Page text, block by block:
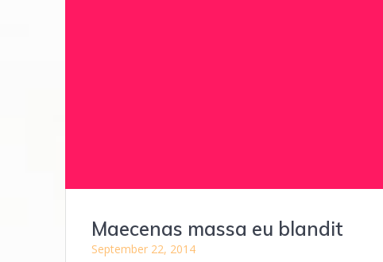
Maecenas massa eu blandit
September 22, 2014